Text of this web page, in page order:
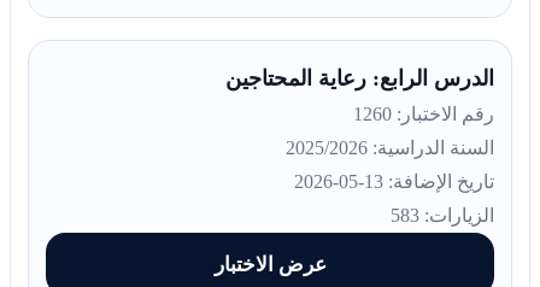
الدرس الرابع: رعاية المحتاجين
رقم الاختبار: 1260
السنة الدراسية: 2025/2026
تاريخ الإضافة: 13-05-2026
الزيارات: 583
عرض الاختبار